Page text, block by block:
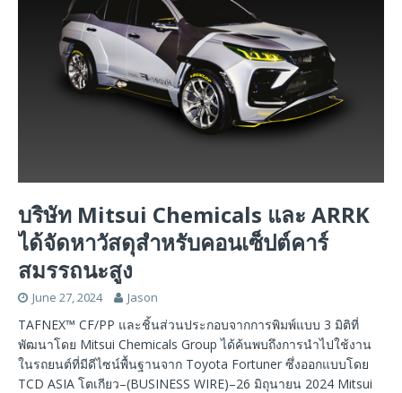
บริษัท Mitsui Chemicals และ ARRK
ได้จัดหาวัสดุสำหรับคอนเซ็ปต์คาร์
สมรรถนะสูง
June 27, 2024 Jason
TAFNEX™ CF/PP และชิ้นส่วนประกอบจากการพิมพ์แบบ 3 มิติที่
พัฒนาโดย Mitsui Chemicals Group ได้ค้นพบถึงการนำไปใช้งาน
ในรถยนต์ที่มีดีไซน์พื้นฐานจาก Toyota Fortuner ซึ่งออกแบบโดย
TCD ASIA โตเกียว–(BUSINESS WIRE)–26 มิถุนายน 2024 Mitsui